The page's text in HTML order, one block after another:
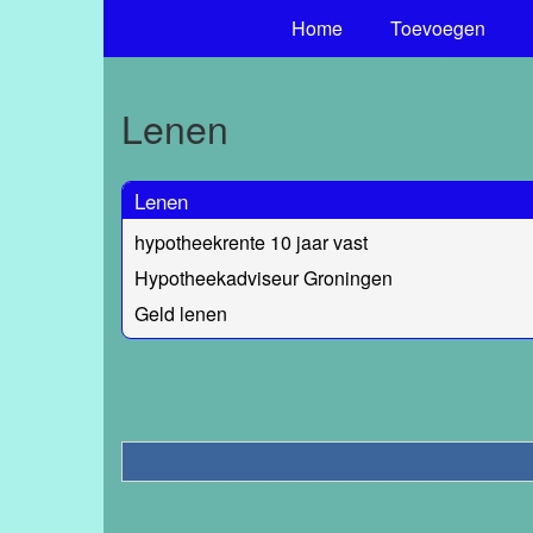
Home Toevoegen
Lenen
Lenen
hypotheekrente 10 jaar vast
Hypotheekadviseur Groningen
Geld lenen